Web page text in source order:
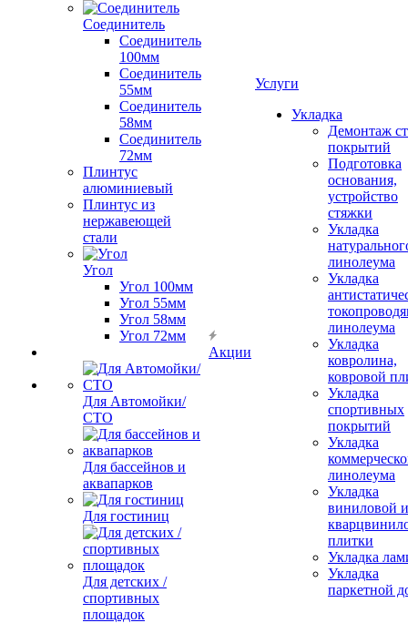
Соединитель
Соединитель
100мм
Соединитель
55мм
Соединитель
58мм
Соединитель
72мм
Плинтус
алюминиевый
Плинтус из
нержавеющей
стали
Угол
Угол 100мм
Угол 55мм
Угол 58мм
Угол 72мм
Для Автомойки/
СТО
Для бассейнов и
аквапарков
Для гостиниц
Для детских /
спортивных
площадок
Акции
Услуги
Укладка
Демонтаж
покрытий
Подготовка
основания,
устройство
стяжки
Укладка
линолеума
Укладка
линолеума
Укладка
ковролина,
ковровой
Укладка
спортивных
покрытий
Укладка
линолеума
Укладка
виниловой и
плитки
Укладка
Укладка
паркетной